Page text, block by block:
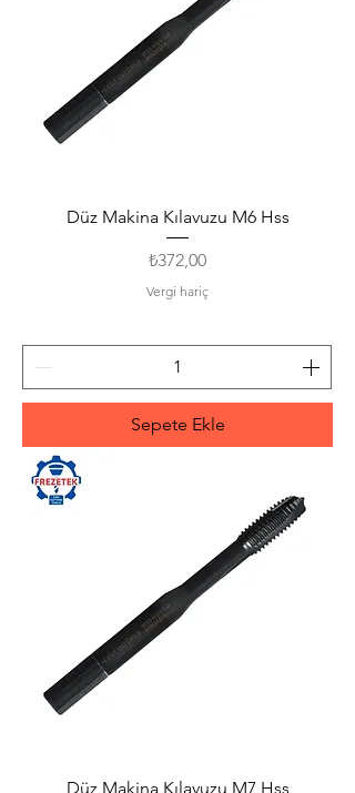
Düz Makina Kılavuzu M6 Hss
Fiyat
₺372,00
Vergi hariç
Sepete Ekle
Düz Makina Kılavuzu M7 Hss